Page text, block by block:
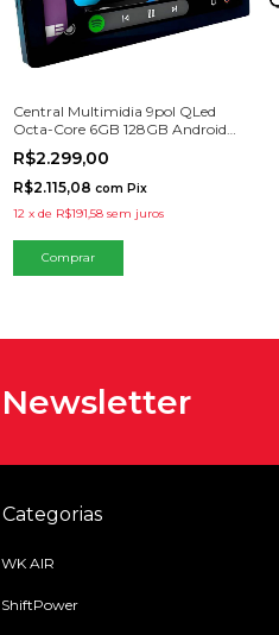
Central Multimidia 9pol QLed
Octa-Core 6GB 128GB Android
Auto Carplay Espelhamento
R$2.299,00
R$2.115,08 com Pix
12 x de R$191,58 sem juros
Newsletter
Categorias
WK AIR
ShiftPower